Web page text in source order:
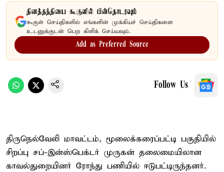
தினத்தந்தியை கூகுளில் பின்தொடரவும்
கூகுள் செய்திகளில் எங்களின் முக்கியச் செய்திகளை
உடனுக்குடன் பெற கிளிக் செய்யவும்.
Add as Preferred Source
Follow Us
திருநெல்வேலி மாவட்டம், மூலைக்கரைப்பட்டி பகுதியில்
சிறப்பு சப்-இன்ஸ்பெக்டர் முருகன் தலைமையிலான
காவல்துறையினர் ரோந்து பணியில் ஈடுபட்டிருந்தனர்.